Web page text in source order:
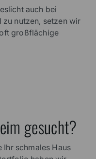
auch bei
zu nutzen, setzen wir
großflächige
gesucht?
Ihr schmales Haus